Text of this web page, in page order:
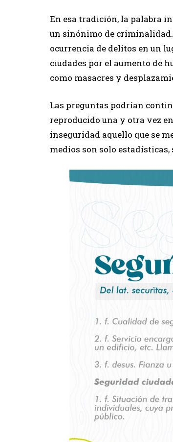
En esa tradición, la palabra
un sinónimo de criminalidad.
ocurrencia de delitos en un
ciudades por el aumento de
como masacres y
Las preguntas podrían
reproducido una y otra vez
inseguridad aquello que se
medios son solo estadísticas,